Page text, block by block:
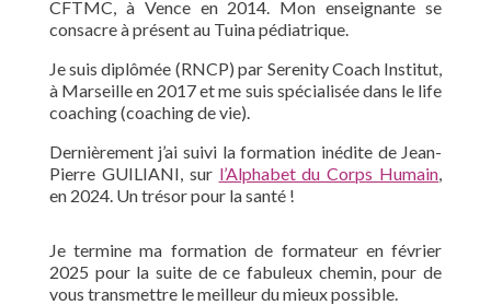
CFTMC, à Vence en 2014. Mon enseignante se
consacre à présent au Tuina pédiatrique.
Je suis diplômée (RNCP) par Serenity Coach Institut,
à Marseille en 2017 et me suis spécialisée dans le life
coaching (coaching de vie).
Dernièrement j’ai suivi la formation inédite de Jean-
Pierre GUILIANI, sur l’Alphabet du Corps Humain,
en 2024. Un trésor pour la santé !
Je termine ma formation de formateur en février
2025 pour la suite de ce fabuleux chemin, pour de
vous transmettre le meilleur du mieux possible.